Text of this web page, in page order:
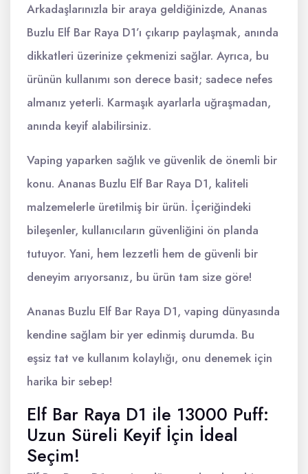
Arkadaşlarınızla bir araya geldiğinizde, Ananas
Buzlu Elf Bar Raya D1’ı çıkarıp paylaşmak, anında
dikkatleri üzerinize çekmenizi sağlar. Ayrıca, bu
ürünün kullanımı son derece basit; sadece nefes
almanız yeterli. Karmaşık ayarlarla uğraşmadan,
anında keyif alabilirsiniz.
Vaping yaparken sağlık ve güvenlik de önemli bir
konu. Ananas Buzlu Elf Bar Raya D1, kaliteli
malzemelerle üretilmiş bir ürün. İçeriğindeki
bileşenler, kullanıcıların güvenliğini ön planda
tutuyor. Yani, hem lezzetli hem de güvenli bir
deneyim arıyorsanız, bu ürün tam size göre!
Ananas Buzlu Elf Bar Raya D1, vaping dünyasında
kendine sağlam bir yer edinmiş durumda. Bu
eşsiz tat ve kullanım kolaylığı, onu denemek için
harika bir sebep!
Elf Bar Raya D1 ile 13000 Puff:
Uzun Süreli Keyif İçin İdeal
Seçim!